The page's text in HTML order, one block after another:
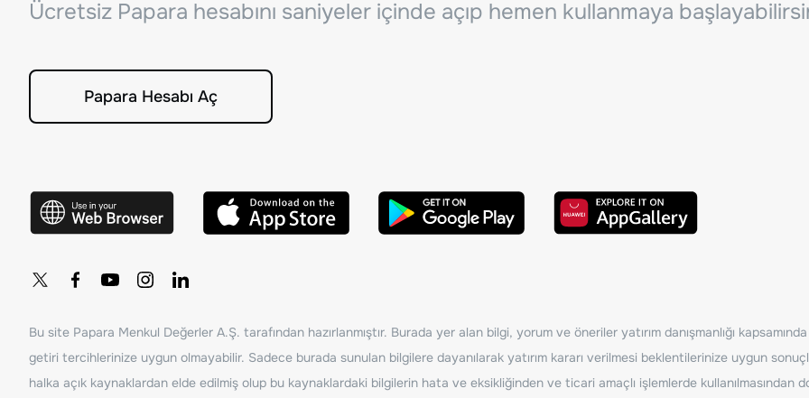
Ücretsiz Papara hesabını saniyeler içinde açıp hemen kullanmaya
Papara Hesabı Aç
Bu site Papara Menkul Değerler A.Ş. tarafından hazırlanmıştır. Burada yer alan bilgi, yorum ve öneriler yatırım danışmanlığı
getiri tercihlerinize uygun olmayabilir. Sadece burada sunulan bilgilere dayanılarak yatırım kararı verilmesi beklentilerinize uygun
halka açık kaynaklardan elde edilmiş olup bu kaynaklardaki bilgilerin hata ve eksikliğinden ve ticari amaçlı işlemlerde